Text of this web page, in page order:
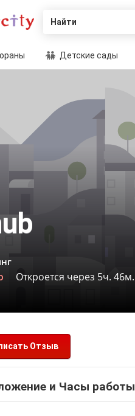
Найти
Детские сады
Откроется через 5ч. 46м.
Отзыв
и Часы работы